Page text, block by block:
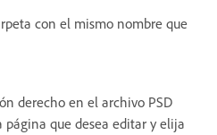
con el mismo nombre que
derecho en el archivo PSD
que desea editar y elija